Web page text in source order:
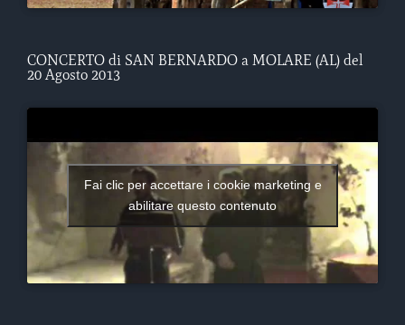
CONCERTO di SAN BERNARDO a MOLARE (AL) del
20 Agosto 2013
Fai clic per accettare i cookie marketing e
abilitare questo contenuto